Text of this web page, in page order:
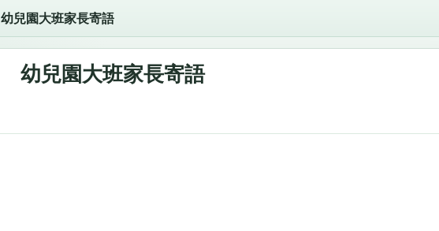
幼兒園大班家長寄語
幼兒園大班家長寄語